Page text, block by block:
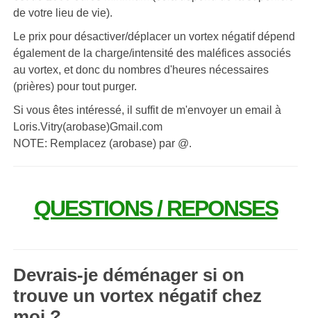
de votre lieu de vie).
Le prix pour désactiver/déplacer un vortex négatif dépend
également de la charge/intensité des maléfices associés
au vortex, et donc du nombres d'heures nécessaires
(prières) pour tout purger.
Si vous êtes intéressé, il suffit de m'envoyer un email à
Loris.Vitry(arobase)Gmail.com
NOTE: Remplacez (arobase) par @.
QUESTIONS / REPONSES
Devrais-je déménager si on
trouve un vortex négatif chez